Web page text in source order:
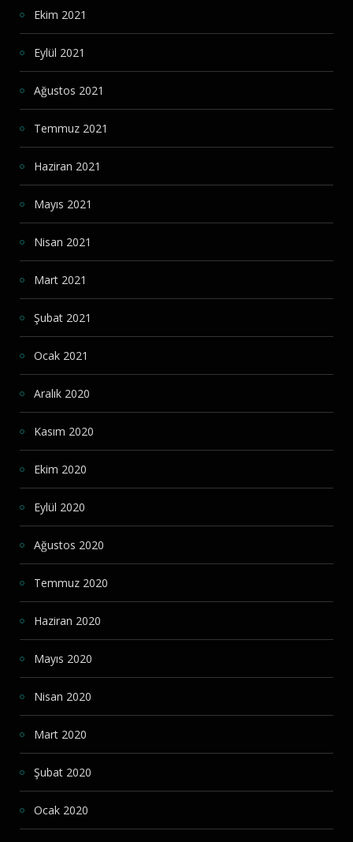
Ekim 2021
Eylül 2021
Ağustos 2021
Temmuz 2021
Haziran 2021
Mayıs 2021
Nisan 2021
Mart 2021
Şubat 2021
Ocak 2021
Aralık 2020
Kasım 2020
Ekim 2020
Eylül 2020
Ağustos 2020
Temmuz 2020
Haziran 2020
Mayıs 2020
Nisan 2020
Mart 2020
Şubat 2020
Ocak 2020